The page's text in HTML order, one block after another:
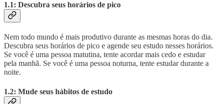
1.1: Descubra seus horários de pico
Nem todo mundo é mais produtivo durante as mesmas horas do dia.
Descubra seus horários de pico e agende seu estudo nesses horários.
Se você é uma pessoa matutina, tente acordar mais cedo e estudar
pela manhã. Se você é uma pessoa noturna, tente estudar durante a
noite.
1.2: Mude seus hábitos de estudo